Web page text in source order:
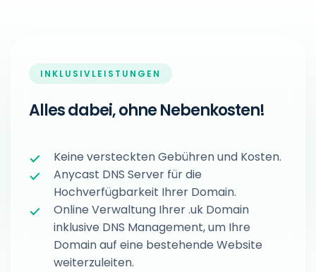
INKLUSIVLEISTUNGEN
Alles dabei, ohne Nebenkosten!
Keine versteckten Gebühren und Kosten.
Anycast DNS Server für die
Hochverfügbarkeit Ihrer Domain.
Online Verwaltung Ihrer .uk Domain
inklusive DNS Management, um Ihre
Domain auf eine bestehende Website
weiterzuleiten.